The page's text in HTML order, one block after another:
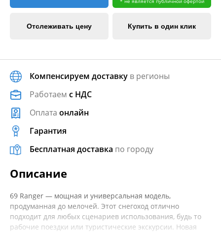
Отслеживать цену Купить в один клик
Компенсируем доставку в регионы
Работаем с НДС
Оплата онлайн
Гарантия
Бесплатная доставка по городу
Описание
69 Ranger — мощная и универсальная модель,
продуманная до мелочей. Этот снегоход отлично
подходит для любых сценариев использования, будь то
рабочие поездки или туристические экскурсии. Новая